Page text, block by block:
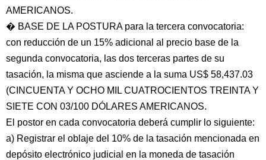
AMERICANOS.
� BASE DE LA POSTURA para la tercera convocatoria:
con reducción de un 15% adicional al precio base de la
segunda convocatoria, las dos terceras partes de su
tasación, la misma que asciende a la suma US$ 58,437.03
(CINCUENTA Y OCHO MIL CUATROCIENTOS TREINTA Y
SIETE CON 03/100 DÓLARES AMERICANOS.
El postor en cada convocatoria deberá cumplir lo siguiente:
a) Registrar el oblaje del 10% de la tasación mencionada en
depósito electrónico judicial en la moneda de tasación